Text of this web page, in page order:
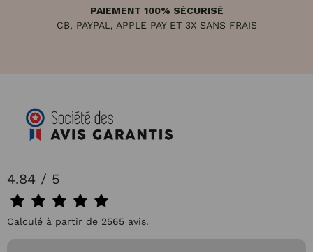
PAIEMENT 100% SÉCURISÉ
CB, PAYPAL, APPLE PAY ET 3X SANS FRAIS
4.84 / 5
Calculé à partir de 2565 avis.